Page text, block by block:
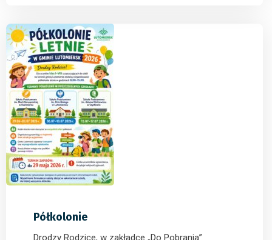
1
Półkolonie
Drodzy Rodzice, w zakładce „Do Pobrania”